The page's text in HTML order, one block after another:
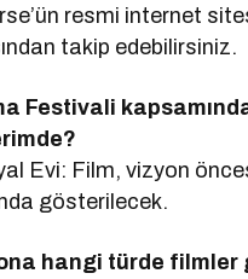
resmi internet
takip edebilirsiniz.
Festivali
Evi: Film, vizyon
gösterilecek.
hangi türde filmler